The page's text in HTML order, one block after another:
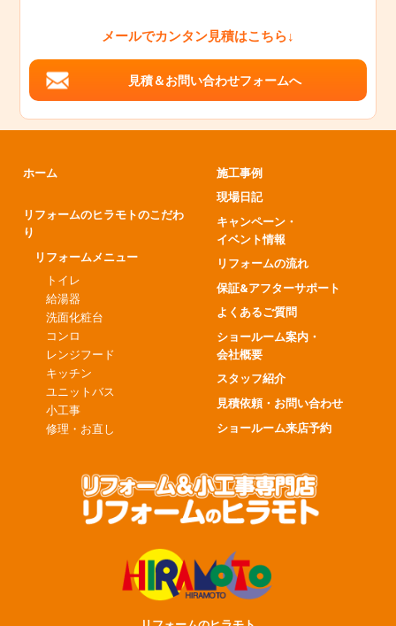
メールでカンタン見積はこちら↓
見積＆お問い合わせフォームへ
ホーム
リフォームのヒラモトのこだわ
り
リフォームメニュー
トイレ
給湯器
洗面化粧台
コンロ
レンジフード
キッチン
ユニットバス
小工事
修理・お直し
施工事例
現場日記
キャンペーン・
イベント情報
リフォームの流れ
保証&アフターサポート
よくあるご質問
ショールーム案内・
会社概要
スタッフ紹介
見積依頼・お問い合わせ
ショールーム来店予約